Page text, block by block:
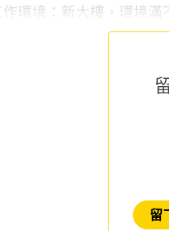
作環境：新大樓，環境
留